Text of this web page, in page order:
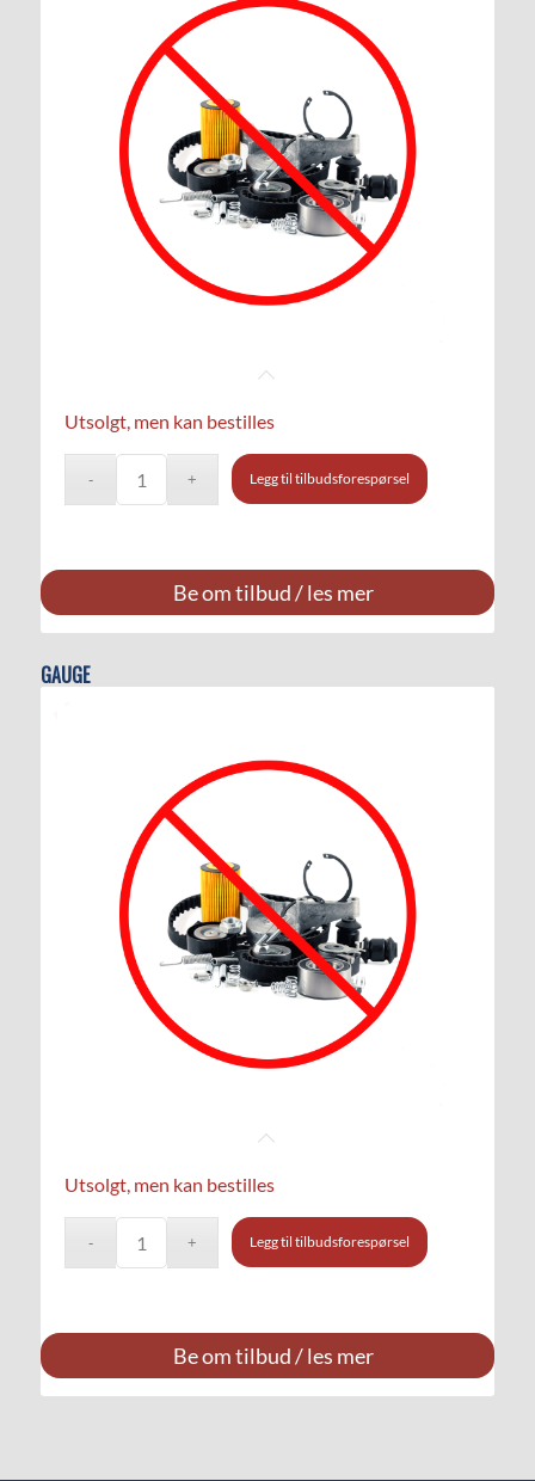
Utsolgt, men kan bestilles
Legg til tilbudsforespørsel
Be om tilbud / les mer
GAUGE
Utsolgt, men kan bestilles
Legg til tilbudsforespørsel
Be om tilbud / les mer